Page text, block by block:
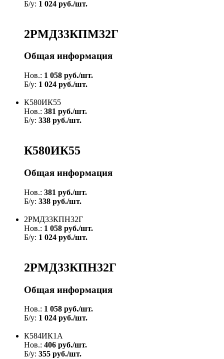
Б/у: 1 024 руб./шт.
2РМД33КПМ32Г
Общая информация
Нов.: 1 058 руб./шт.
Б/у: 1 024 руб./шт.
К580ИК55
Нов.: 381 руб./шт.
Б/у: 338 руб./шт.
К580ИК55
Общая информация
Нов.: 381 руб./шт.
Б/у: 338 руб./шт.
2РМД33КПН32Г
Нов.: 1 058 руб./шт.
Б/у: 1 024 руб./шт.
2РМД33КПН32Г
Общая информация
Нов.: 1 058 руб./шт.
Б/у: 1 024 руб./шт.
К584ИК1А
Нов.: 406 руб./шт.
Б/у: 355 руб./шт.